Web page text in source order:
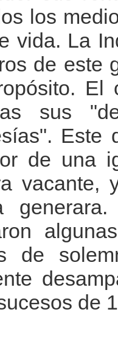
los
vida. La
de este
El
sus
Este
de una
vacante,
de
de